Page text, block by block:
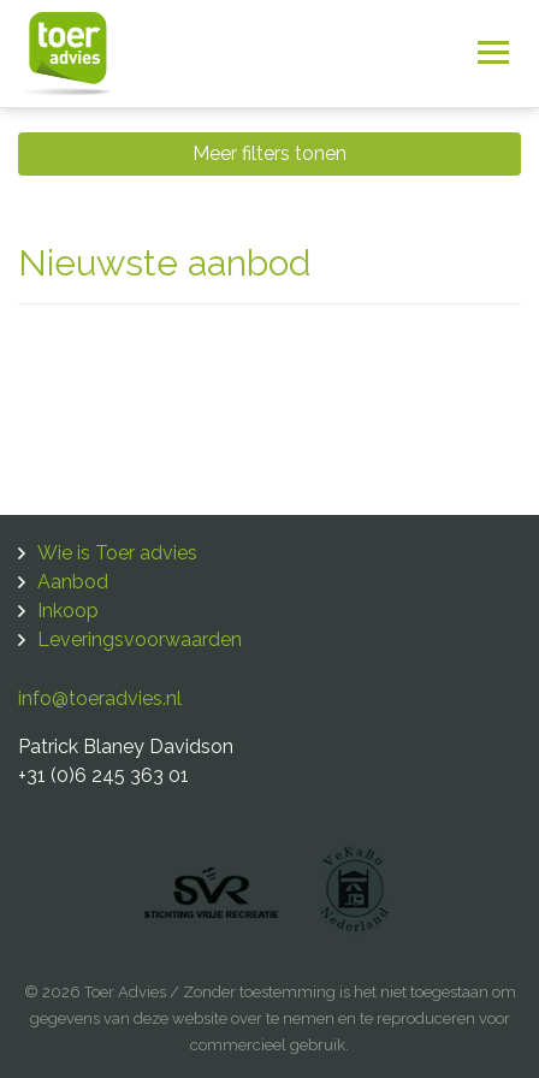
Meer filters tonen
Nieuwste aanbod
Wie is Toer advies
Aanbod
Inkoop
Leveringsvoorwaarden
info@toeradvies.nl
Patrick Blaney Davidson
+31 (0)6 245 363 01
© 2026 Toer Advies / Zonder toestemming is het niet toegestaan om
gegevens van deze website over te nemen en te reproduceren voor
commercieel gebruik.